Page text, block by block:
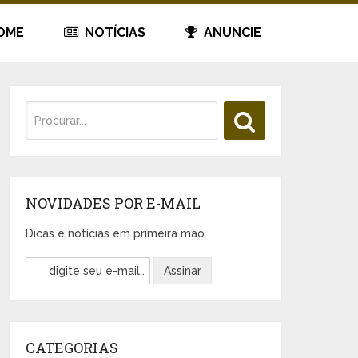
NOTÍCIAS ANUNCIE
NOVIDADES POR E-MAIL
Dicas e notícias em primeira mão
CATEGORIAS